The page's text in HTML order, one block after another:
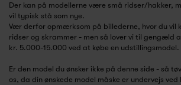
Der kan på modellerne være små ridser/hakker,
vil typisk stå som nye.
Vær derfor opmærksom på billederne, hvor du vil
ridser og skrammer - men så lover vi til gengæld
kr. 5.000-15.000 ved at købe en udstillingsmodel.
Er den model du ønsker ikke på denne side - så
os, da din ønskede model måske er undervejs